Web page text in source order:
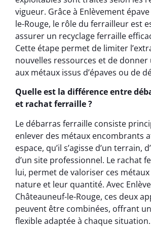
vigueur. Grâce à Enlèvement
le-Rouge, le rôle du ferrailleur est
assurer un recyclage ferraille
Cette étape permet de limiter
nouvelles ressources et de donner
aux métaux issus d’épaves ou de
Quelle est la différence entre
et rachat ferraille ?
Le débarras ferraille consiste
enlever des métaux encombrants
espace, qu’il s’agisse d’un terrain,
d’un site professionnel. Le rachat
lui, permet de valoriser ces
nature et leur quantité. Avec
Châteauneuf-le-Rouge, ces deux
peuvent être combinées, offrant
flexible adaptée à chaque